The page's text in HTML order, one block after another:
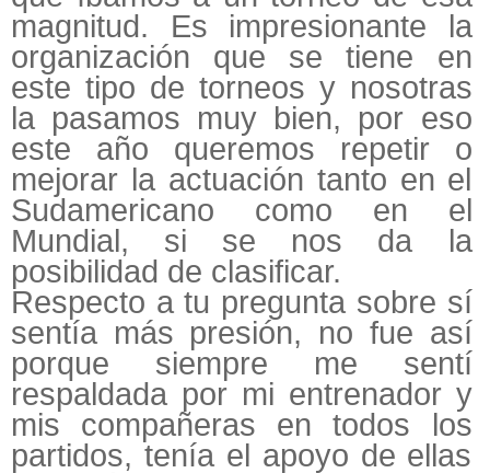
magnitud. Es impresionante la
organización que se tiene en
este tipo de torneos y nosotras
la pasamos muy bien, por eso
este año queremos repetir o
mejorar la actuación tanto en el
Sudamericano como en el
Mundial, si se nos da la
posibilidad de clasificar.
Respecto a tu pregunta sobre sí
sentía más presión, no fue así
porque siempre me sentí
respaldada por mi entrenador y
mis compañeras en todos los
partidos, tenía el apoyo de ellas